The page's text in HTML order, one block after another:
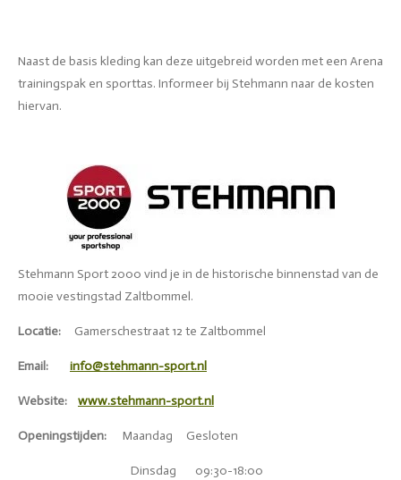
Naast de basis kleding kan deze uitgebreid worden met een Arena
trainingspak en sporttas. Informeer bij Stehmann naar de kosten
hiervan.
Stehmann Sport 2000 vind je in de historische binnenstad van de
mooie vestingstad Zaltbommel.
Locatie: Gamerschestraat 12 te Zaltbommel
Email: info@stehmann-sport.nl
Website: www.stehmann-sport.nl
Openingstijden: Maandag Gesloten
Dinsdag 09:30-18:00